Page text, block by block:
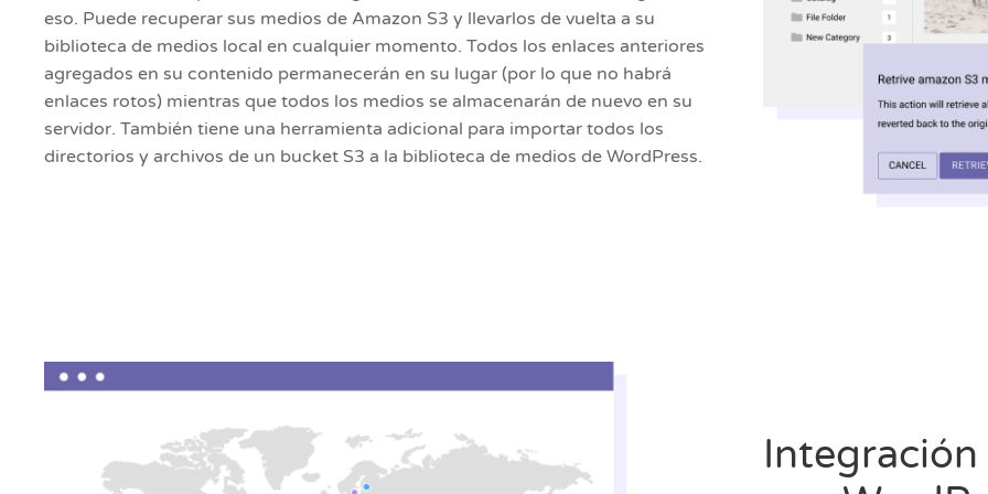
eso. Puede recuperar sus medios de Amazon S3 y llevarlos de vuelta a su
biblioteca de medios local en cualquier momento. Todos los enlaces anteriores
agregados en su contenido permanecerán en su lugar (por lo que no habrá
enlaces rotos) mientras que todos los medios se almacenarán de nuevo en su
servidor. También tiene una herramienta adicional para importar todos los
directorios y archivos de un bucket S3 a la biblioteca de medios de WordPress.